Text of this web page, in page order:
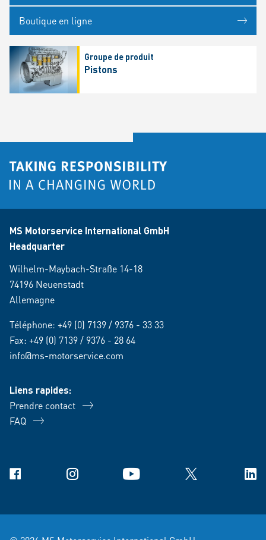
Boutique en ligne
Groupe de produit
Pistons
MS Motorservice International GmbH
Headquarter
Wilhelm-Maybach-Straße 14-18
74196 Neuenstadt
Allemagne
Téléphone: +49 (0) 7139 / 9376 - 33 33
Fax: +49 (0) 7139 / 9376 - 28 64
info@ms-motorservice.com
Liens rapides:
Prendre contact
FAQ
Facebook Instagram YouTube X